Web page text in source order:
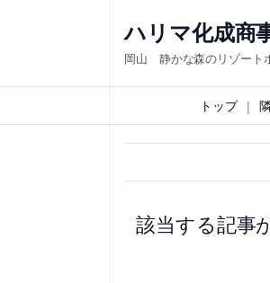
ス
キ
ハリマ化成商
岡山 静かな森のリゾート
トップ
該当する記事